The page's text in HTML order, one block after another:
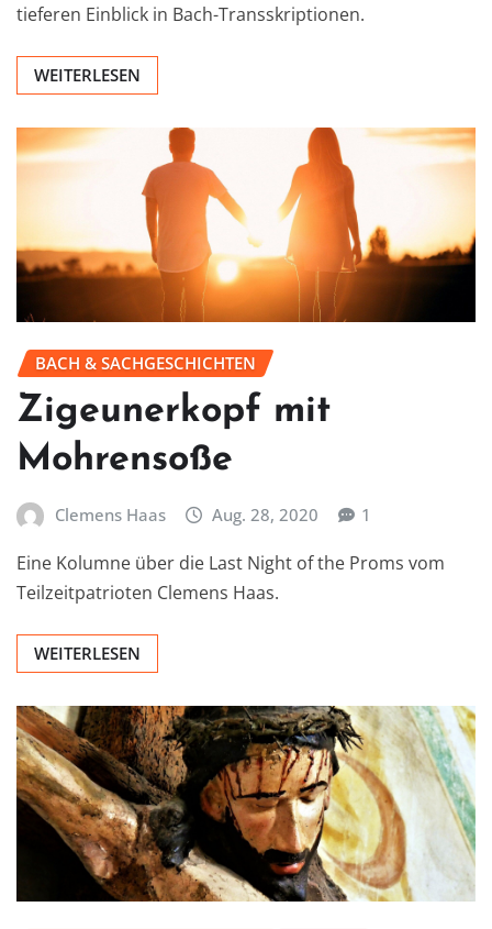
tieferen Einblick in Bach-Transskriptionen.
WEITERLESEN
BACH & SACHGESCHICHTEN
Zigeunerkopf mit
Mohrensoße
Clemens Haas Aug. 28, 2020 1
Eine Kolumne über die Last Night of the Proms vom
Teilzeitpatrioten Clemens Haas.
WEITERLESEN